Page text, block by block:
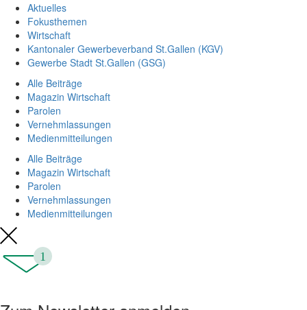
Aktuelles
Fokusthemen
Wirtschaft
Kantonaler Gewerbeverband St.Gallen (KGV)
Gewerbe Stadt St.Gallen (GSG)
Alle Beiträge
Magazin Wirtschaft
Parolen
Vernehmlassungen
Medienmitteilungen
Alle Beiträge
Magazin Wirtschaft
Parolen
Vernehmlassungen
Medienmitteilungen
1